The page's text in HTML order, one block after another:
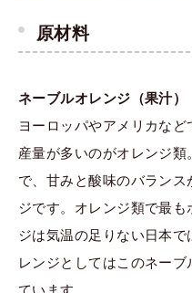
原材料
ネーブルオレンジ（果汁）
ヨーロッパやアメリカな
産量が多いのがオレンジ
で、甘みと酸味のバラン
ジです。オレンジ類で最
ジは気温の足りない日本
レンジとしてはこのネー
ています。